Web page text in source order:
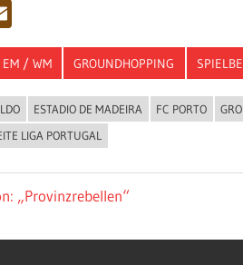
Email
EM / WM GROUNDHOPPING
ESTADIO DE MADEIRA FC PORTO
LIGA PORTUGAL
„Provinzrebellen“